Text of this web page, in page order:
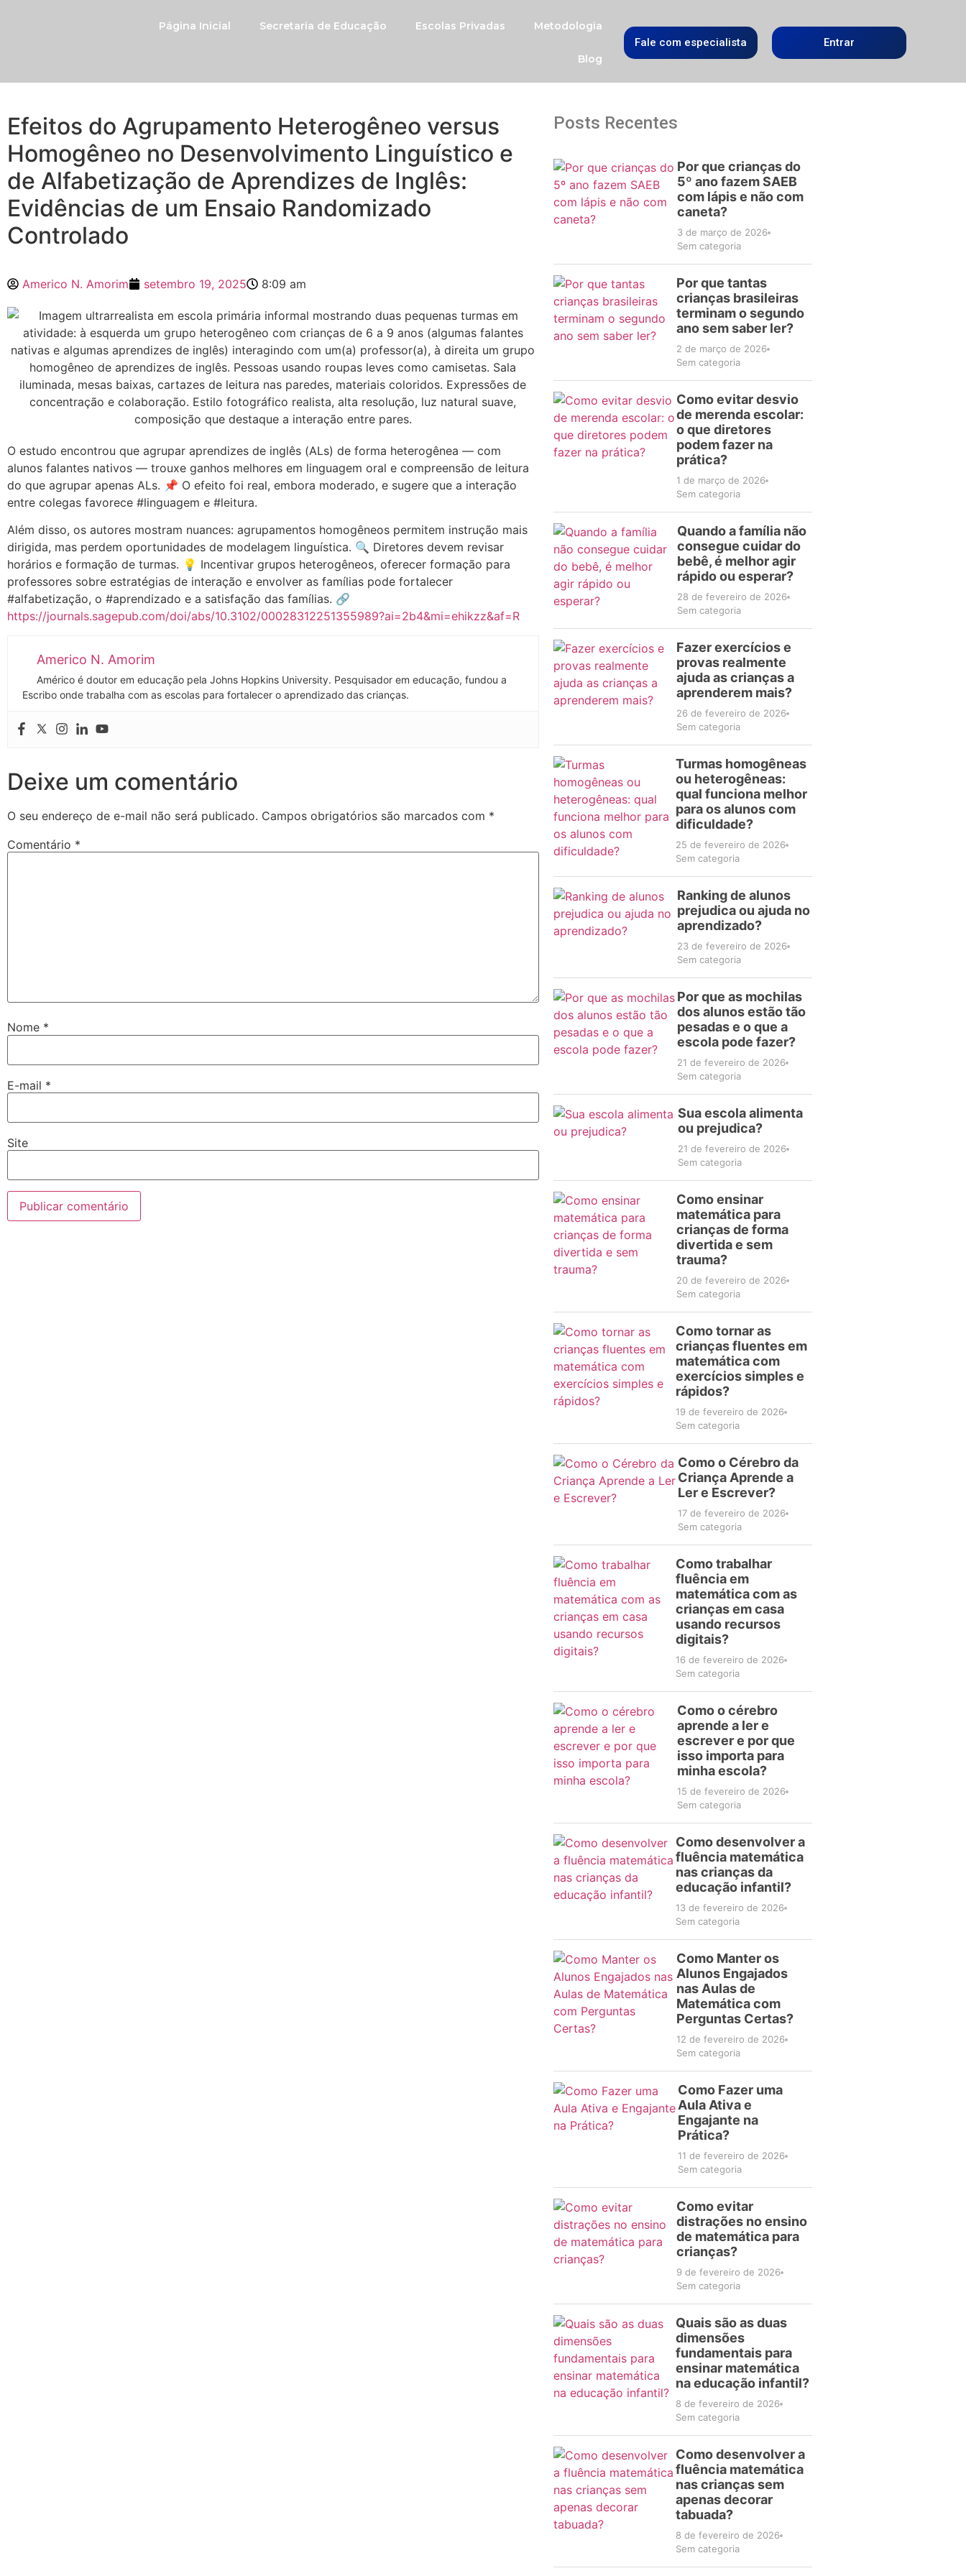
Página Inicial Secretaria de Educação Escolas Privadas Metodologia
Blog
Fale com especialista Entrar
Efeitos do Agrupamento Heterogêneo versus
Homogêneo no Desenvolvimento Linguístico e
de Alfabetização de Aprendizes de Inglês:
Evidências de um Ensaio Randomizado
Controlado
Americo N. Amorim setembro 19, 2025 8:09 am
O estudo encontrou que agrupar aprendizes de inglês (ALs) de forma heterogênea — com
alunos falantes nativos — trouxe ganhos melhores em linguagem oral e compreensão de leitura
do que agrupar apenas ALs. 📌 O efeito foi real, embora moderado, e sugere que a interação
entre colegas favorece #linguagem e #leitura.
Além disso, os autores mostram nuances: agrupamentos homogêneos permitem instrução mais
dirigida, mas perdem oportunidades de modelagem linguística. 🔍 Diretores devem revisar
horários e formação de turmas. 💡 Incentivar grupos heterogêneos, oferecer formação para
professores sobre estratégias de interação e envolver as famílias pode fortalecer
#alfabetização, o #aprendizado e a satisfação das famílias. 🔗
https://journals.sagepub.com/doi/abs/10.3102/00028312251355989?ai=2b4&mi=ehikzz&af=R
Americo N. Amorim
Américo é doutor em educação pela Johns Hopkins University. Pesquisador em educação, fundou a
Escribo onde trabalha com as escolas para fortalecer o aprendizado das crianças.
Deixe um comentário
O seu endereço de e-mail não será publicado. Campos obrigatórios são marcados com *
Comentário *
Nome *
E-mail *
Site
Posts Recentes
Por que crianças do
5º ano fazem SAEB
com lápis e não com
caneta?
3 de março de 2026
Sem categoria
Por que tantas
crianças brasileiras
terminam o segundo
ano sem saber ler?
2 de março de 2026
Sem categoria
Como evitar desvio
de merenda escolar:
o que diretores
podem fazer na
prática?
1 de março de 2026
Sem categoria
Quando a família não
consegue cuidar do
bebê, é melhor agir
rápido ou esperar?
28 de fevereiro de 2026
Sem categoria
Fazer exercícios e
provas realmente
ajuda as crianças a
aprenderem mais?
26 de fevereiro de 2026
Sem categoria
Turmas homogêneas
ou heterogêneas:
qual funciona melhor
para os alunos com
dificuldade?
25 de fevereiro de 2026
Sem categoria
Ranking de alunos
prejudica ou ajuda no
aprendizado?
23 de fevereiro de 2026
Sem categoria
Por que as mochilas
dos alunos estão tão
pesadas e o que a
escola pode fazer?
21 de fevereiro de 2026
Sem categoria
Sua escola alimenta
ou prejudica?
21 de fevereiro de 2026
Sem categoria
Como ensinar
matemática para
crianças de forma
divertida e sem
trauma?
20 de fevereiro de 2026
Sem categoria
Como tornar as
crianças fluentes em
matemática com
exercícios simples e
rápidos?
19 de fevereiro de 2026
Sem categoria
Como o Cérebro da
Criança Aprende a
Ler e Escrever?
17 de fevereiro de 2026
Sem categoria
Como trabalhar
fluência em
matemática com as
crianças em casa
usando recursos
digitais?
16 de fevereiro de 2026
Sem categoria
Como o cérebro
aprende a ler e
escrever e por que
isso importa para
minha escola?
15 de fevereiro de 2026
Sem categoria
Como desenvolver a
fluência matemática
nas crianças da
educação infantil?
13 de fevereiro de 2026
Sem categoria
Como Manter os
Alunos Engajados
nas Aulas de
Matemática com
Perguntas Certas?
12 de fevereiro de 2026
Sem categoria
Como Fazer uma
Aula Ativa e
Engajante na
Prática?
11 de fevereiro de 2026
Sem categoria
Como evitar
distrações no ensino
de matemática para
crianças?
9 de fevereiro de 2026
Sem categoria
Quais são as duas
dimensões
fundamentais para
ensinar matemática
na educação infantil?
8 de fevereiro de 2026
Sem categoria
Como desenvolver a
fluência matemática
nas crianças sem
apenas decorar
tabuada?
8 de fevereiro de 2026
Sem categoria